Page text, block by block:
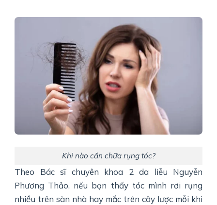
Khi nào cần chữa rụng tóc?
Theo Bác sĩ chuyên khoa 2 da liễu Nguyễn
Phương Thảo, nếu bạn thấy tóc mình rơi rụng
nhiều trên sàn nhà hay mắc trên cây lược mỗi khi